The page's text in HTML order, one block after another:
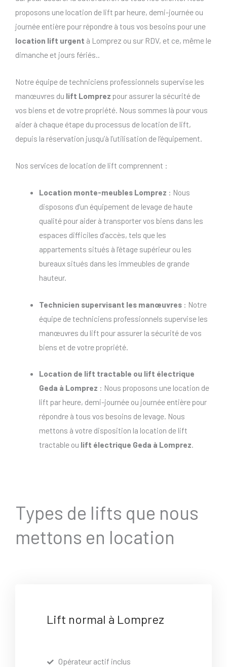
proposons une location de lift par heure, demi-journée ou
journée entière pour répondre à tous vos besoins pour une
location lift urgent à Lomprez ou sur RDV, et ce, même le
dimanche et jours fériés..
Notre équipe de techniciens professionnels supervise les
manœuvres du lift Lomprez pour assurer la sécurité de
vos biens et de votre propriété. Nous sommes là pour vous
aider à chaque étape du processus de location de lift,
depuis la réservation jusqu’à l’utilisation de l’équipement.
Nos services de location de lift comprennent :
Location monte-meubles Lomprez : Nous
disposons d’un équipement de levage de haute
qualité pour aider à transporter vos biens dans les
espaces difficiles d’accès, tels que les
appartements situés à l’étage supérieur ou les
bureaux situés dans les immeubles de grande
hauteur.
Technicien supervisant les manœuvres: Notre
équipe de techniciens professionnels supervise les
manœuvres du lift pour assurer la sécurité de vos
biens et de votre propriété.
Location de lift tractable ou lift électrique
Geda à Lomprez : Nous proposons une location de
lift par heure, demi-journée ou journée entière pour
répondre à tous vos besoins de levage. Nous
mettons à votre disposition la location de lift
tractable ou lift électrique Geda à Lomprez.
Types de lifts que nous
mettons en location
Lift normal à Lomprez
Opérateur actif inclus